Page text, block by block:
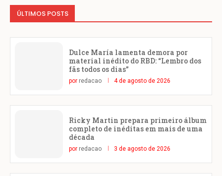
ÚLTIMOS POSTS
Dulce María lamenta demora por
material inédito do RBD: “Lembro dos
fãs todos os dias”
por redacao 4 de agosto de 2026
Ricky Martin prepara primeiro álbum
completo de inéditas em mais de uma
década
por redacao 3 de agosto de 2026